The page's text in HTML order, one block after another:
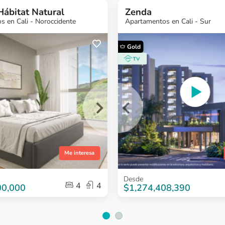
¿Quieres más
información?
Ver Proyecto
¿Quieres más
información?
Ver Proyecto
Natural
en Cali - Noroccidente
Me interesa
4 4
Zenda
Apartamentos en Cali - Sur
Gold
¿Quieres más
información?
Ver Proyecto
Item
6
Desde
$1,274,408,390
¿Quieres
Ver Proyecto